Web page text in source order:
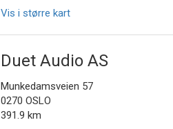
Vis i større kart
Duet Audio AS
Munkedamsveien 57
0270 OSLO
391.9 km